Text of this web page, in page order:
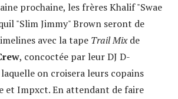
prochaine, les frères Khalif "Swae
"Slim Jimmy" Brown seront de
avec la tape Trail Mixde
, concoctée par leur DJ D-
on croisera leurs copains
et Impxct. En attendant de faire